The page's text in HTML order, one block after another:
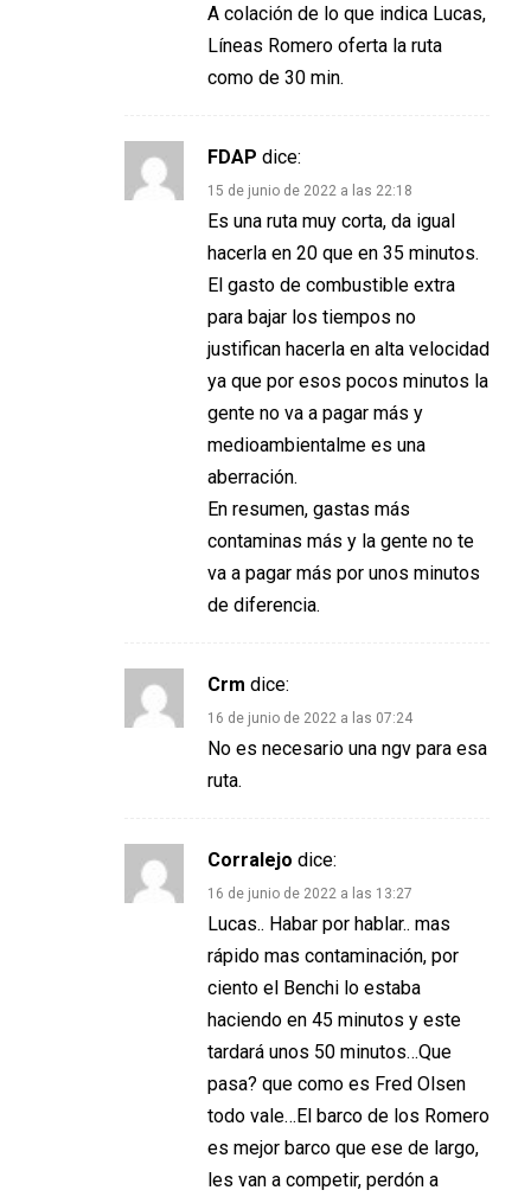
A colación de lo que indica Lucas,
Líneas Romero oferta la ruta
como de 30 min.
FDAP dice:
15 de junio de 2022 a las 22:18
Es una ruta muy corta, da igual
hacerla en 20 que en 35 minutos.
El gasto de combustible extra
para bajar los tiempos no
justifican hacerla en alta velocidad
ya que por esos pocos minutos la
gente no va a pagar más y
medioambientalme es una
aberración.
En resumen, gastas más
contaminas más y la gente no te
va a pagar más por unos minutos
de diferencia.
Crm dice:
16 de junio de 2022 a las 07:24
No es necesario una ngv para esa
ruta.
Corralejo dice:
16 de junio de 2022 a las 13:27
Lucas.. Habar por hablar.. mas
rápido mas contaminación, por
ciento el Benchi lo estaba
haciendo en 45 minutos y este
tardará unos 50 minutos…Que
pasa? que como es Fred Olsen
todo vale…El barco de los Romero
es mejor barco que ese de largo,
les van a competir, perdón a